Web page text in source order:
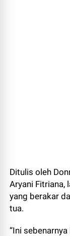
Ditulis oleh
Aryani Fitriana,
yang berakar
tua.
“Ini